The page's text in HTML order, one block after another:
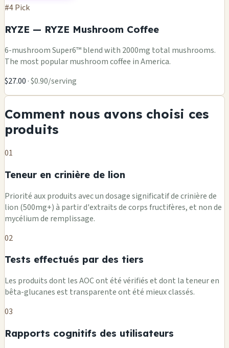
#4 Pick
RYZE — RYZE Mushroom Coffee
6-mushroom Super6™ blend with 2000mg total mushrooms.
The most popular mushroom coffee in America.
$27.00 · $0.90/serving
Comment nous avons choisi ces
produits
01
Teneur en crinière de lion
Priorité aux produits avec un dosage significatif de crinière de
lion (500mg+) à partir d'extraits de corps fructifères, et non de
mycélium de remplissage.
02
Tests effectués par des tiers
Les produits dont les AOC ont été vérifiés et dont la teneur en
bêta-glucanes est transparente ont été mieux classés.
03
Rapports cognitifs des utilisateurs